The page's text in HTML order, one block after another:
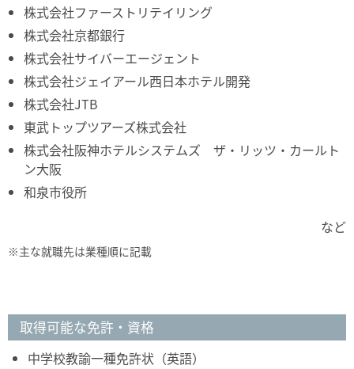
株式会社ファーストリテイリング
株式会社京都銀行
株式会社サイバーエージェント
株式会社ジェイアール西日本ホテル開発
株式会社JTB
東武トップツアーズ株式会社
株式会社阪神ホテルシステムズ ザ・リッツ・カールト
ン大阪
和泉市役所
など
※主な就職先は業種順に記載
取得可能な免許・資格
中学校教諭一種免許状（英語）